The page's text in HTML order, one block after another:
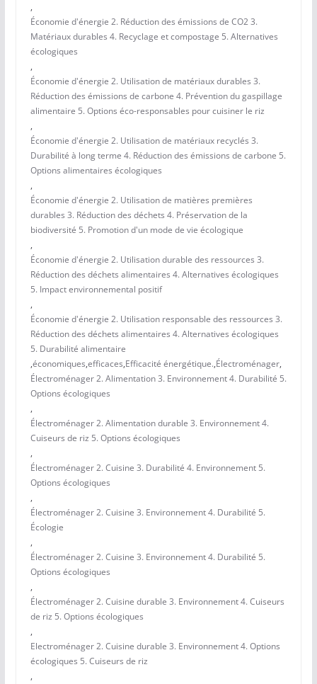
,
Économie d'énergie 2. Réduction des émissions de CO2 3.
Matériaux durables 4. Recyclage et compostage 5. Alternatives
écologiques
,
Économie d'énergie 2. Utilisation de matériaux durables 3.
Réduction des émissions de carbone 4. Prévention du gaspillage
alimentaire 5. Options éco-responsables pour cuisiner le riz
,
Économie d'énergie 2. Utilisation de matériaux recyclés 3.
Durabilité à long terme 4. Réduction des émissions de carbone 5.
Options alimentaires écologiques
,
Économie d'énergie 2. Utilisation de matières premières
durables 3. Réduction des déchets 4. Préservation de la
biodiversité 5. Promotion d'un mode de vie écologique
,
Économie d'énergie 2. Utilisation durable des ressources 3.
Réduction des déchets alimentaires 4. Alternatives écologiques
5. Impact environnemental positif
,
Économie d'énergie 2. Utilisation responsable des ressources 3.
Réduction des déchets alimentaires 4. Alternatives écologiques
5. Durabilité alimentaire
,économiques,efficaces,Efficacité énergétique.,Électroménager,
Électroménager 2. Alimentation 3. Environnement 4. Durabilité 5.
Options écologiques
,
Électroménager 2. Alimentation durable 3. Environnement 4.
Cuiseurs de riz 5. Options écologiques
,
Électroménager 2. Cuisine 3. Durabilité 4. Environnement 5.
Options écologiques
,
Électroménager 2. Cuisine 3. Environnement 4. Durabilité 5.
Écologie
,
Électroménager 2. Cuisine 3. Environnement 4. Durabilité 5.
Options écologiques
,
Électroménager 2. Cuisine durable 3. Environnement 4. Cuiseurs
de riz 5. Options écologiques
,
Electroménager 2. Cuisine durable 3. Environnement 4. Options
écologiques 5. Cuiseurs de riz
,